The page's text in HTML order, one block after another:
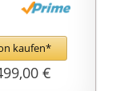
einen
kaufen*
€